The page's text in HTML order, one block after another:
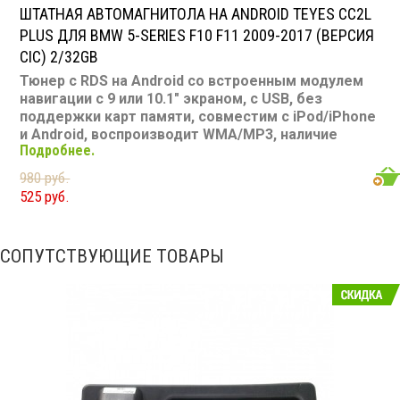
ШТАТНАЯ АВТОМАГНИТОЛА НА ANDROID TEYES CC2L
PLUS ДЛЯ BMW 5-SERIES F10 F11 2009-2017 (ВЕРСИЯ
CIC) 2/32GB
Тюнер с RDS на Android со встроенным модулем
навигации с 9 или 10.1" экраном, с USB, без
поддержки карт памяти, совместим с iPod/iPhone
и Android, воспроизводит WMA/MP3, наличие
Bluetooth, подключение камеры заднего вида,
подходит для BMW 5-Series F10 F11 2009-2017
Размер: 0-DIN Подсветка: многоцветная CD/MP3:
нет/есть DVD/Video: нет, 9 или 10.1" экран TV-тюнер:
выходы: 3 пары Мощность 50 Вт х 4
Подробнее.
980 руб.
525 руб.
СОПУТСТВУЮЩИЕ ТОВАРЫ